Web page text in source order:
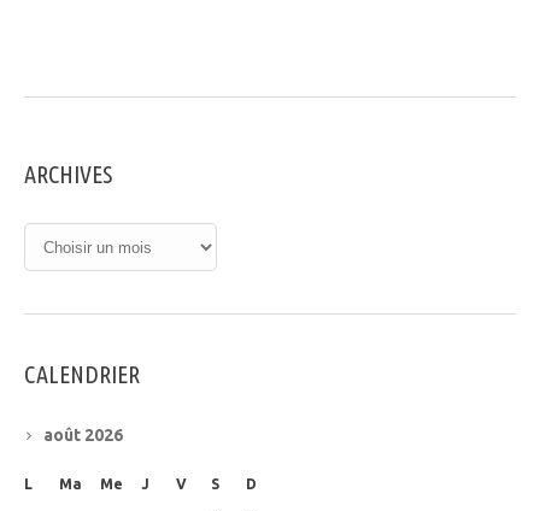
ARCHIVES
CALENDRIER
août 2026
L Ma Me J V S D